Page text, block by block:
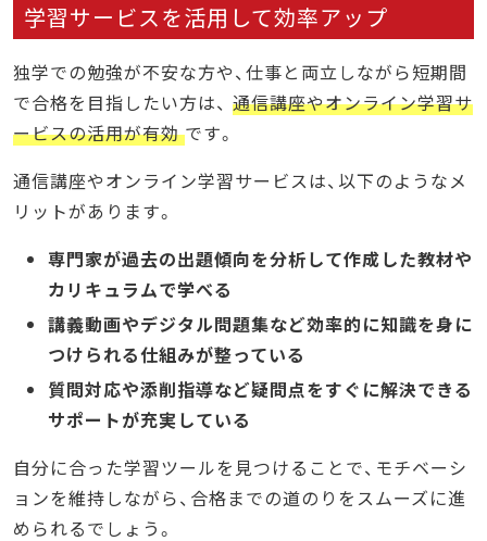
学習サービスを活用して効率アップ
独学での勉強が不安な方や、仕事と両立しながら短期間
で合格を目指したい方は、 通信講座やオンライン学習サ
ービスの活用が有効です。
通信講座やオンライン学習サービスは、以下のようなメ
リットがあります。
専門家が過去の出題傾向を分析して作成した教材や
カリキュラムで学べる
講義動画やデジタル問題集など効率的に知識を身に
つけられる仕組みが整っている
質問対応や添削指導など疑問点をすぐに解決できる
サポートが充実している
自分に合った学習ツールを見つけることで、モチベーシ
ョンを維持しながら、合格までの道のりをスムーズに進
められるでしょう。